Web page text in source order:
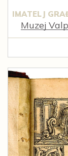
IMATELJ
Muzej